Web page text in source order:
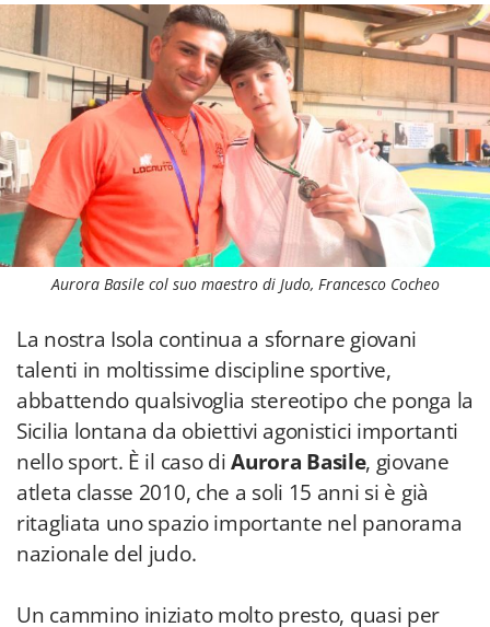
Aurora Basile col suo maestro di Judo, Francesco Cocheo
La nostra Isola continua a sfornare giovani
talenti in moltissime discipline sportive,
abbattendo qualsivoglia stereotipo che ponga la
Sicilia lontana da obiettivi agonistici importanti
nello sport. È il caso diAurora Basile, giovane
atleta classe 2010, che a soli 15 anni si è già
ritagliata uno spazio importante nel panorama
nazionale del judo.
Un cammino iniziato molto presto, quasi per